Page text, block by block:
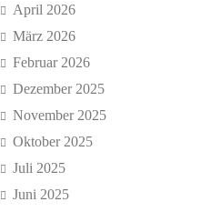
April 2026
März 2026
Februar 2026
Dezember 2025
November 2025
Oktober 2025
Juli 2025
Juni 2025